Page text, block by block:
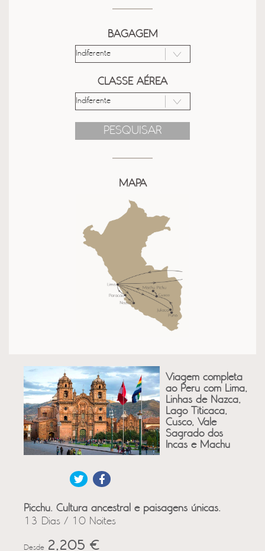
BAGAGEM
CLASSE AÉREA
PESQUISAR
MAPA
Viagem completa
ao Peru com Lima,
Linhas de Nazca,
Lago Titicaca,
Cusco, Vale
Sagrado dos
Incas e Machu
Picchu. Cultura ancestral e paisagens únicas.
13 Dias / 10 Noites
Desde 2,205 €